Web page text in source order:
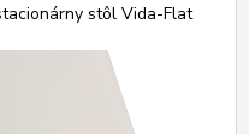
stôl Vida-Flat